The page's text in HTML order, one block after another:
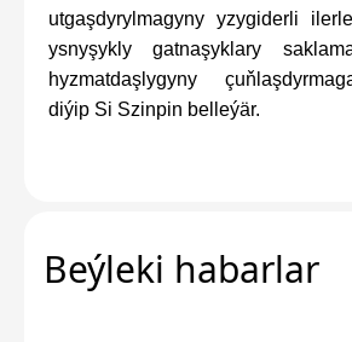
utgaşdyrylmagyny yzygiderli
ysnyşykly gatnaşyklary
hyzmatdaşlygyny
diýip Si Szinpin belleýär.
Beýleki habarlar